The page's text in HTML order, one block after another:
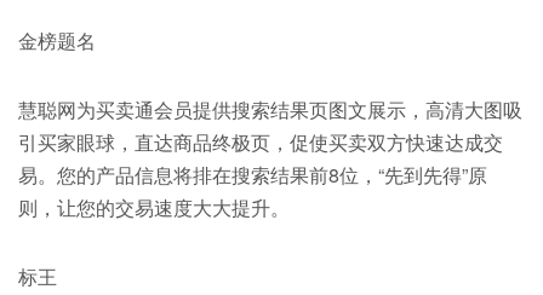
金榜题名
慧聪网为买卖通会员提供搜索结果页图文展示，高清大图吸
引买家眼球，直达商品终极页，促使买卖双方快速达成交
易。您的产品信息将排在搜索结果前8位，“先到先得”原
则，让您的交易速度大大提升。
标王